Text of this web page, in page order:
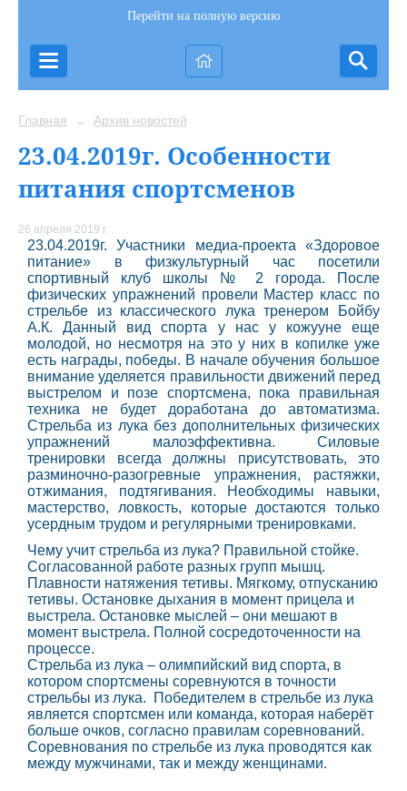
Перейти на полную версию
Главная → Архив новостей
23.04.2019г. Особенности
питания спортсменов
26 апреля 2019 г.
23.04.2019г. Участники медиа-проекта «Здоровое
питание» в физкультурный час посетили
спортивный клуб школы № 2 города. После
физических упражнений провели Мастер класс по
стрельбе из классического лука тренером Бойбу
А.К. Данный вид спорта у нас у кожууне еще
молодой, но несмотря на это у них в копилке уже
есть награды, победы. В начале обучения большое
внимание уделяется правильности движений перед
выстрелом и позе спортсмена, пока правильная
техника не будет доработана до автоматизма.
Стрельба из лука без дополнительных физических
упражнений малоэффективна. Силовые
тренировки всегда должны присутствовать, это
разминочно-разогревные упражнения, растяжки,
отжимания, подтягивания. Необходимы навыки,
мастерство, ловкость, которые достаются только
усердным трудом и регулярными тренировками.
Чему учит стрельба из лука? Правильной стойке.
Согласованной работе разных групп мышц.
Плавности натяжения тетивы. Мягкому, отпусканию
тетивы. Остановке дыхания в момент прицела и
выстрела. Остановке мыслей – они мешают в
момент выстрела. Полной сосредоточенности на
процессе.
Стрельба из лука – олимпийский вид спорта, в
котором спортсмены соревнуются в точности
стрельбы из лука. Победителем в стрельбе из лука
является спортсмен или команда, которая наберёт
больше очков, согласно правилам соревнований.
Соревнования по стрельбе из лука проводятся как
между мужчинами, так и между женщинами.